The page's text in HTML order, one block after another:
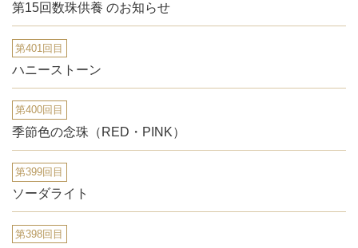
第15回数珠供養 のお知らせ
第401回目
ハニーストーン
第400回目
季節色の念珠（RED・PINK）
第399回目
ソーダライト
第398回目